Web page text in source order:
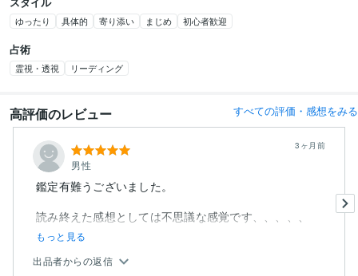
ゆったり 具体的 寄り添い まじめ 初心者歓迎
占術
霊視・透視 リーディング
高評価のレビュー すべての評価・感想をみる
男性
3ヶ月前
鑑定有難うございました。
読み終えた感想としては不思議な感覚です、、、、、
もっと見る
出品者からの返信